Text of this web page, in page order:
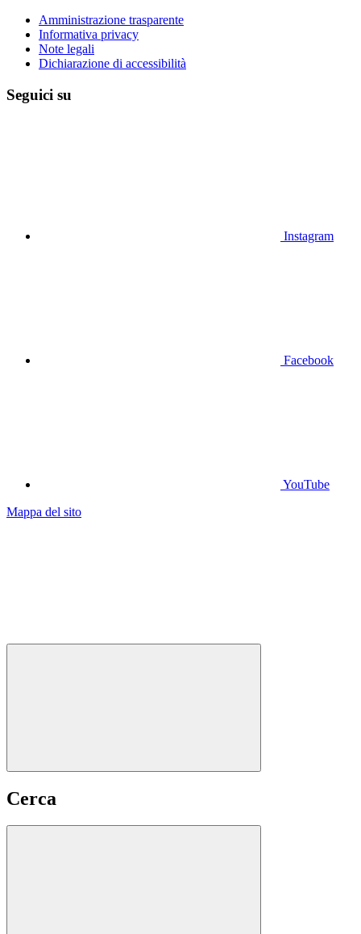
Amministrazione trasparente
Informativa privacy
Note legali
Dichiarazione di accessibilità
Seguici su
Instagram
Facebook
YouTube
Mappa del sito
Cerca